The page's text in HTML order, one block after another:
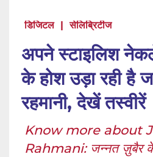
डिजिटल | सेलिब्रिटीज
अपने स्टाइलिश
के‌‌ होश उड़ा रही है
रहमानी, देखें तस्वीरें
Know more about
Rahmani: जन्नत ज़ुबैर